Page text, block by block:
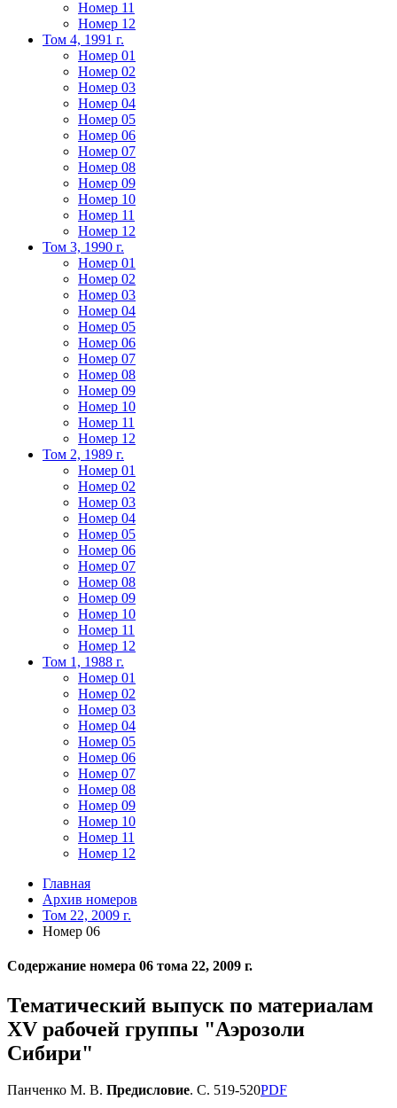
Номер 11
Номер 12
Том 4, 1991 г.
Номер 01
Номер 02
Номер 03
Номер 04
Номер 05
Номер 06
Номер 07
Номер 08
Номер 09
Номер 10
Номер 11
Номер 12
Том 3, 1990 г.
Номер 01
Номер 02
Номер 03
Номер 04
Номер 05
Номер 06
Номер 07
Номер 08
Номер 09
Номер 10
Номер 11
Номер 12
Том 2, 1989 г.
Номер 01
Номер 02
Номер 03
Номер 04
Номер 05
Номер 06
Номер 07
Номер 08
Номер 09
Номер 10
Номер 11
Номер 12
Том 1, 1988 г.
Номер 01
Номер 02
Номер 03
Номер 04
Номер 05
Номер 06
Номер 07
Номер 08
Номер 09
Номер 10
Номер 11
Номер 12
Главная
Архив номеров
Том 22, 2009 г.
Номер 06
Содержание номера 06 тома 22, 2009 г.
Тематический выпуск по материалам
XV рабочей группы "Аэрозоли
Сибири"
Панченко М. В. Предисловие. С. 519-520PDF